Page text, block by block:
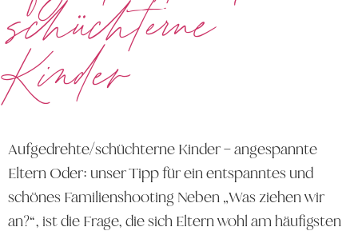
schüchterne
Kinder
Aufgedrehte/schüchterne Kinder – angespannte
Eltern Oder: unser Tipp für ein entspanntes und
schönes Familienshooting Neben „Was ziehen wir
an?“, ist die Frage, die sich Eltern wohl am häufigsten